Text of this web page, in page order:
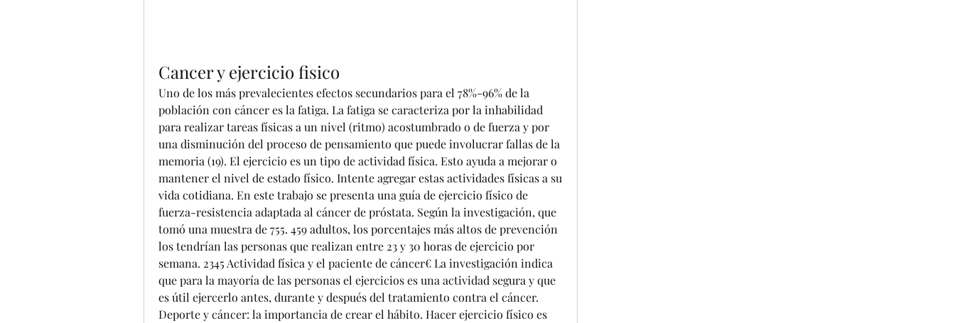
Cancer y ejercicio fisico
Uno de los más prevalecientes efectos secundarios para el 78%-96% de la
población con cáncer es la fatiga. La fatiga se caracteriza por la inhabilidad
para realizar tareas físicas a un nivel (ritmo) acostumbrado o de fuerza y por
una disminución del proceso de pensamiento que puede involucrar fallas de la
memoria (19). El ejercicio es un tipo de actividad física. Esto ayuda a mejorar o
mantener el nivel de estado físico. Intente agregar estas actividades físicas a su
vida cotidiana. En este trabajo se presenta una guía de ejercicio físico de
fuerza-resistencia adaptada al cáncer de próstata. Según la investigación, que
tomó una muestra de 755. 459 adultos, los porcentajes más altos de prevención
los tendrían las personas que realizan entre 23 y 30 horas de ejercicio por
semana. 2345 Actividad física y el paciente de cáncer€ La investigación indica
que para la mayoría de las personas el ejercicios es una actividad segura y que
es útil ejercerlo antes, durante y después del tratamiento contra el cáncer.
Deporte y cáncer: la importancia de crear el hábito. Hacer ejercicio físico es